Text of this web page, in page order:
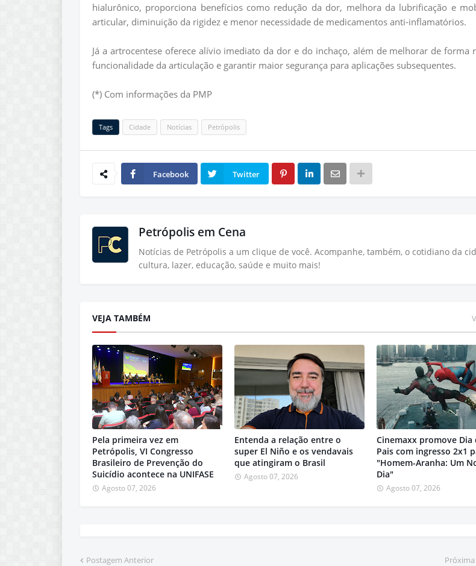
hialurônico, proporciona benefícios como redução da dor, melhora da lubrificação e
articular, diminuição da rigidez e menor necessidade de medicamentos anti-inflamatórios.
Já a artrocentese oferece alívio imediato da dor e do inchaço, além de melhorar de forma
funcionalidade da articulação e garantir maior segurança para aplicações subsequentes.
(*) Com informações da PMP
Tags Cidade Notícias Petrópolis
Facebook Twitter
Petrópolis em Cena
Notícias de Petrópolis a um clique de você. Acompanhe, também, o cotidiano da
cultura, lazer, educação, saúde e muito mais!
VEJA TAMBÉM
Pela primeira vez em
Petrópolis, VI Congresso
Brasileiro de Prevenção do
Suicídio acontece na UNIFASE
Agosto 07, 2026
Entenda a relação entre o
super El Niño e os vendavais
que atingiram o Brasil
Agosto 07, 2026
Cinemaxx promove Dia
Pais com ingresso 2x1
"Homem-Aranha: Um
Dia"
Agosto 07, 2026
Postagem Anterior